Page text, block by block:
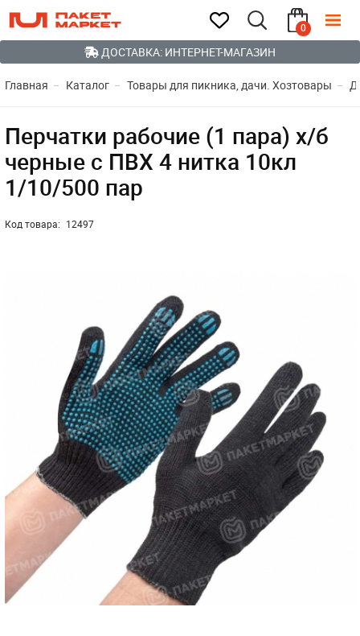
0
ДОСТАВКА: ИНТЕРНЕТ-МАГАЗИН
Главная Каталог Товары для пикника, дачи. Хозтовары
Перчатки рабочие (1 пара) х/б
черные с ПВХ 4 нитка 10кл
1/10/500 пар
Код товара: 12497